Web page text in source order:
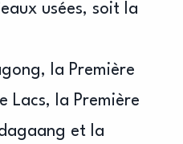
usées, soit la
la Première
Lacs, la Première
et la